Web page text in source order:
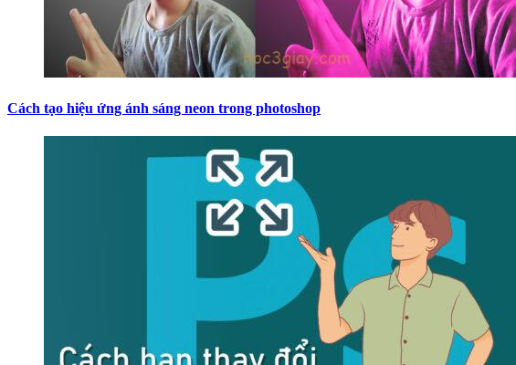
Cách tạo hiệu ứng ánh sáng neon trong photoshop